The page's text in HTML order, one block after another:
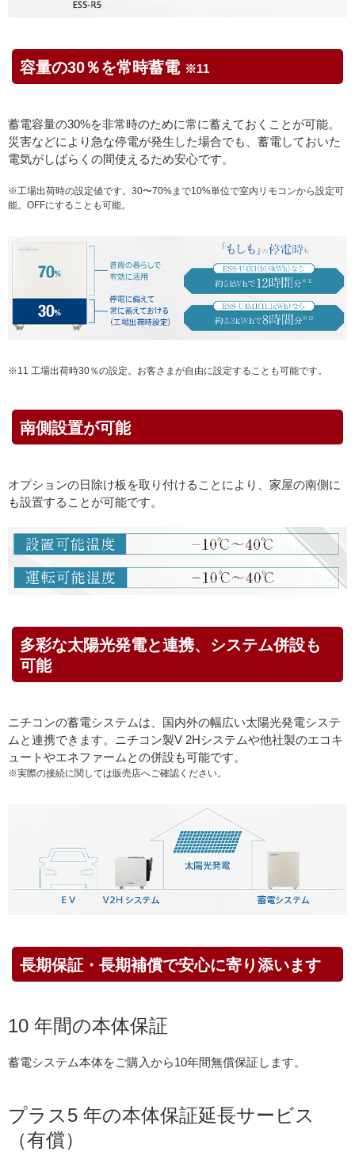
容量の30％を常時蓄電 ※11
蓄電容量の30%を非常時のために常に蓄えておくことが可能。
災害などにより急な停電が発生した場合でも、蓄電しておいた
電気がしばらくの間使えるため安心です。
※工場出荷時の設定値です。30〜70%まで10%単位で室内リモコンから設定可
能。OFFにすることも可能。
※11 工場出荷時30％の設定。お客さまが自由に設定することも可能です。
南側設置が可能
オプションの日除け板を取り付けることにより、家屋の南側に
も設置することが可能です。
多彩な太陽光発電と連携、システム併設も
可能
ニチコンの蓄電システムは、国内外の幅広い太陽光発電システ
ムと連携できます。ニチコン製V 2Hシステムや他社製のエコキ
ュートやエネファームとの併設も可能です。
※実際の接続に関しては販売店へご確認ください。
長期保証・長期補償で安心に寄り添います
10 年間の本体保証
蓄電システム本体をご購入から10年間無償保証します。
プラス5 年の本体保証延長サービス
（有償）